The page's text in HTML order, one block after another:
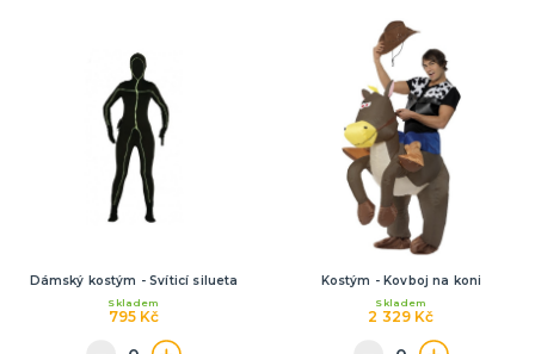
Dámský kostým - Svíticí silueta
795 Kč
Skladem
Kostým - Kovboj na koni
2 329 Kč
Skladem